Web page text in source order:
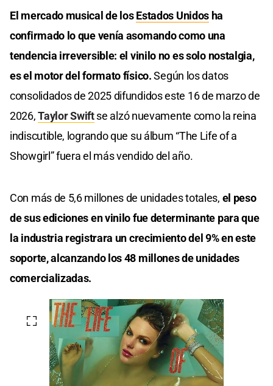
El mercado musical de losEstados Unidos ha
confirmado lo que venía asomando como una
tendencia irreversible: el vinilo no es solo nostalgia,
es el motor del formato físico.Según los datos
consolidados de 2025 difundidos este 16 de marzo de
2026,Taylor Swiftse alzó nuevamente como la reina
indiscutible, logrando que su álbum “The Life of a
Showgirl” fuera el más vendido del año.
Con más de 5,6 millones de unidades totales, el peso
de sus ediciones en vinilo fue determinante para que
la industria registrara un crecimiento del 9% en este
soporte, alcanzando los 48 millones de unidades
comercializadas.